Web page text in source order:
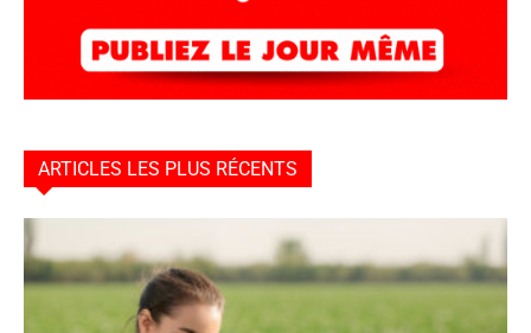
ARTICLES LES PLUS RÉCENTS